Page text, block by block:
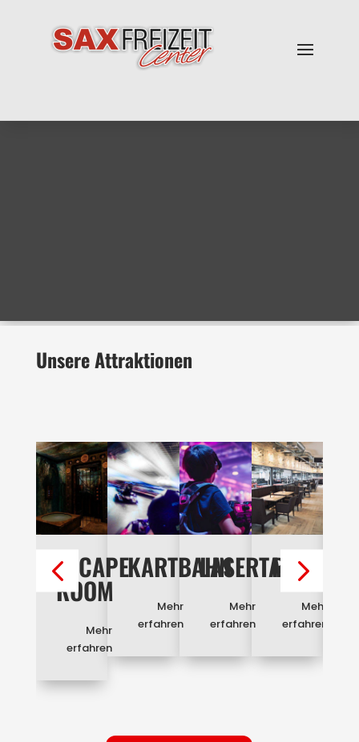
Unsere Attraktionen
ESCAPE
ROOM
Mehr
erfahren
KARTBAHN
Mehr
erfahren
LASERTAG
Mehr
erfahren
Mehr
erfahren